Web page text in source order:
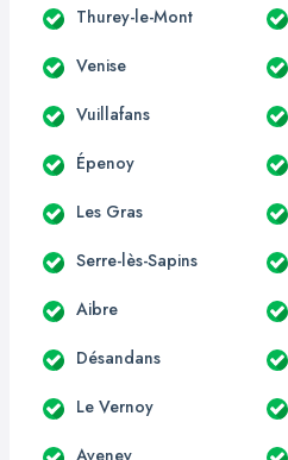
Thurey-le-Mont
Venise
Vuillafans
Épenoy
Les Gras
Serre-lès-Sapins
Aibre
Désandans
Le Vernoy
Aveney